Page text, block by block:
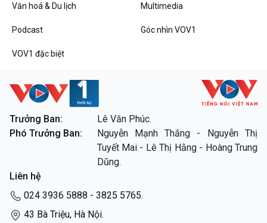
Chân dung cuộc sống
Các chương trình đặc biệt
Văn hoá & Du lịch Multimedia
Podcast Góc nhìn VOV1
VOV1 đặc biệt
Trưởng Ban:
Lê Văn Phúc.
Phó Trưởng Ban:
Nguyễn Mạnh Thắng - Nguyễn Thị
Tuyết Mai - Lê Thị Hằng - Hoàng Trung
Dũng.
Liên hệ
024 3936 5888 - 3825 5765.
43 Bà Triệu, Hà Nội.